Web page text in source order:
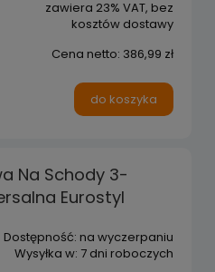
zawiera 23% VAT, bez
kosztów dostawy
Cena netto: 386,99 zł
do koszyka
Na Schody 3-
Eurostyl
Dostępność: na wyczerpaniu
Wysyłka w: 7 dni roboczych